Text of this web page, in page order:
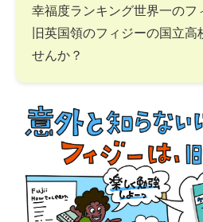
幸福度ランキング世界一のフ
旧英国領のフィジーの国立
せんか？